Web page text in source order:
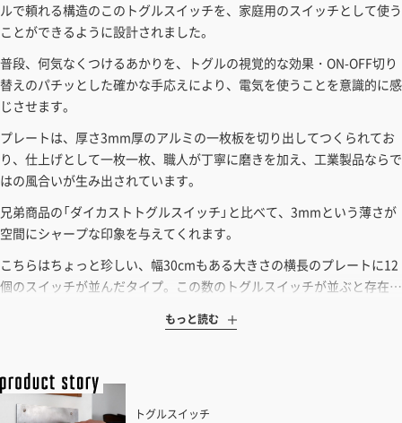
「請求書払い」の詳細はこちら
カートでのお見積り機能
「この商品を選ぶ」からご希望の商品をカートに入れていただき、お届
け先種別・都道府県を選択すると、送料を含んだ合計金額を確認する
見積もりガイドはこちら
ルで頼れる構造のこのトグルスイッチを、家庭用のスイッチとして使う
ことができるように設計されました。
普段、何気なくつけるあかりを、トグルの視覚的な効果・ON-OFF切り
替えのパチッとした確かな手応えにより、電気を使うことを意識的に感
じさせます。
プレートは、厚さ3mm厚のアルミの一枚板を切り出してつくられてお
り、仕上げとして一枚一枚、職人が丁寧に磨きを加え、工業製品ならで
はの風合いが生み出されています。
兄弟商品の「ダイカストトグルスイッチ」と比べて、3mmという薄さが
空間にシャープな印象を与えてくれます。
こちらはちょっと珍しい、幅30cmもある大きさの横長のプレートに12
個のスイッチが並んだタイプ。この数のトグルスイッチが並ぶと存在…
もっと読む
トグルスイッチ